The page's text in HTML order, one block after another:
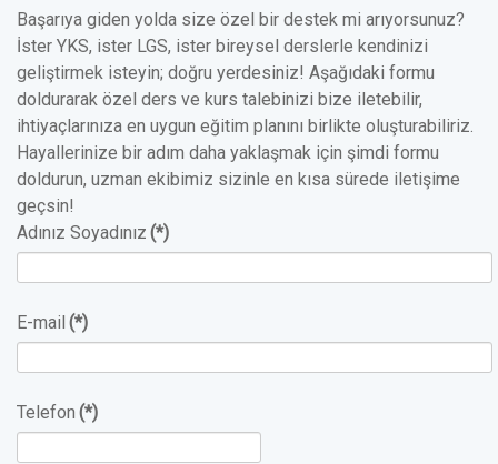
Başarıya giden yolda size özel bir destek mi arıyorsunuz?
İster YKS, ister LGS, ister bireysel derslerle kendinizi
geliştirmek isteyin; doğru yerdesiniz! Aşağıdaki formu
doldurarak özel ders ve kurs talebinizi bize iletebilir,
ihtiyaçlarınıza en uygun eğitim planını birlikte oluşturabiliriz.
Hayallerinize bir adım daha yaklaşmak için şimdi formu
doldurun, uzman ekibimiz sizinle en kısa sürede iletişime
geçsin!
Adınız Soyadınız (*)
E-mail (*)
Telefon (*)